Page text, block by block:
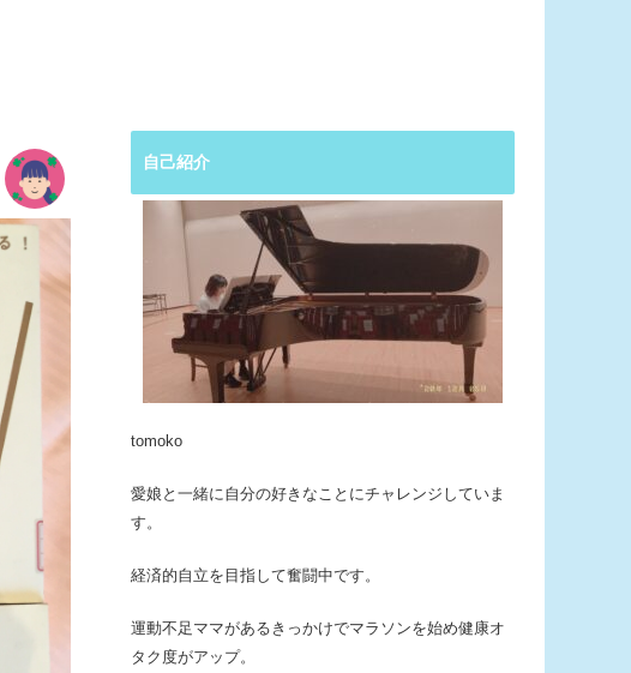
自己紹介
tomoko
愛娘と一緒に自分の好きなことにチャレンジしていま
す。
経済的自立を目指して奮闘中です。
運動不足ママがあるきっかけでマラソンを始め健康オ
タク度がアップ。